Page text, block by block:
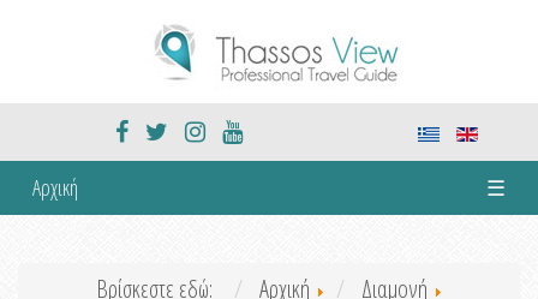
Αρχική ☰
Βρίσκεστε εδώ: Αρχική
Διαμονή